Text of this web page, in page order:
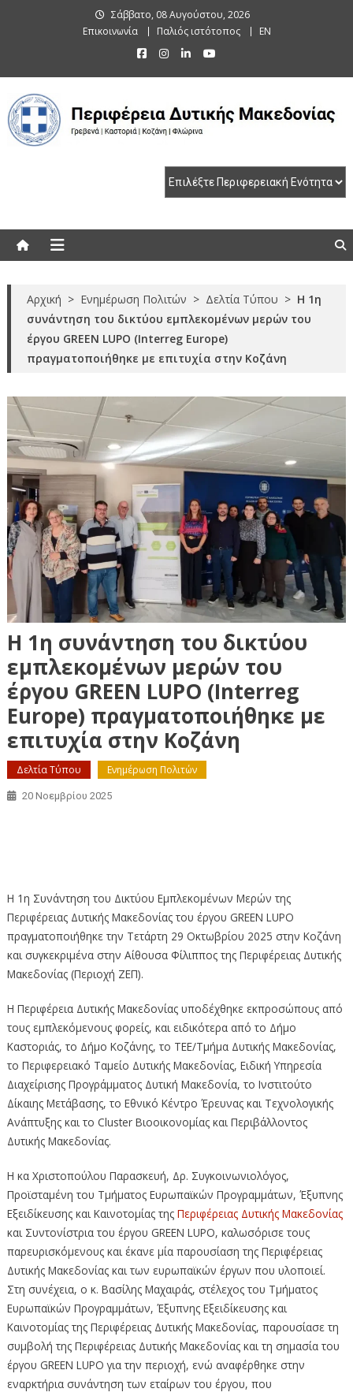
Σάββατο, 08 Αυγούστου, 2026
Επικοινωνία
Παλιός ιστότοπος EN
Αρχική > Ενημέρωση Πολιτών > Δελτία Τύπου > Η 1η
συνάντηση του δικτύου εμπλεκομένων μερών του
έργου GREEN LUPO (Interreg Europe)
πραγματοποιήθηκε με επιτυχία στην Κοζάνη
Η 1η συνάντηση του δικτύου
εμπλεκομένων μερών του
έργου GREEN LUPO (Interreg
Europe) πραγματοποιήθηκε με
επιτυχία στην Κοζάνη
Δελτία Τύπου Ενημέρωση Πολιτών
20 Νοεμβρίου 2025
Η 1η Συνάντηση του Δικτύου Εμπλεκομένων Μερών της
Περιφέρειας Δυτικής Μακεδονίας του έργου GREEN LUPO
πραγματοποιήθηκε την Τετάρτη 29 Οκτωβρίου 2025 στην Κοζάνη
και συγκεκριμένα στην Αίθουσα Φίλιππος της Περιφέρειας Δυτικής
Μακεδονίας (Περιοχή ΖΕΠ).
Η Περιφέρεια Δυτικής Μακεδονίας υποδέχθηκε εκπροσώπους από
τους εμπλεκόμενους φορείς, και ειδικότερα από το Δήμο
Καστοριάς, το Δήμο Κοζάνης, το ΤΕΕ/Τμήμα Δυτικής Μακεδονίας,
το Περιφερειακό Ταμείο Δυτικής Μακεδονίας, Ειδική Υπηρεσία
Διαχείρισης Προγράμματος Δυτική Μακεδονία, το Ινστιτούτο
Δίκαιης Μετάβασης, το Εθνικό Κέντρο Έρευνας και Τεχνολογικής
Ανάπτυξης και το Cluster Βιοοικονομίας και Περιβάλλοντος
Δυτικής Μακεδονίας.
Η κα Χριστοπούλου Παρασκευή, Δρ. Συγκοινωνιολόγος,
Προϊσταμένη του Τμήματος Ευρωπαϊκών Προγραμμάτων, Έξυπνης
Εξειδίκευσης και Καινοτομίας της Περιφέρειας Δυτικής Μακεδονίας
και Συντονίστρια του έργου GREEN LUPO, καλωσόρισε τους
παρευρισκόμενους και έκανε μία παρουσίαση της Περιφέρειας
Δυτικής Μακεδονίας και των ευρωπαϊκών έργων που υλοποιεί.
Στη συνέχεια, ο κ. Βασίλης Μαχαιράς, στέλεχος του Τμήματος
Ευρωπαϊκών Προγραμμάτων, Έξυπνης Εξειδίκευσης και
Καινοτομίας της Περιφέρειας Δυτικής Μακεδονίας, παρουσίασε τη
συμβολή της Περιφέρειας Δυτικής Μακεδονίας και τη σημασία του
έργου GREEN LUPO για την περιοχή, ενώ αναφέρθηκε στην
εναρκτήρια συνάντηση των εταίρων του έργου, που